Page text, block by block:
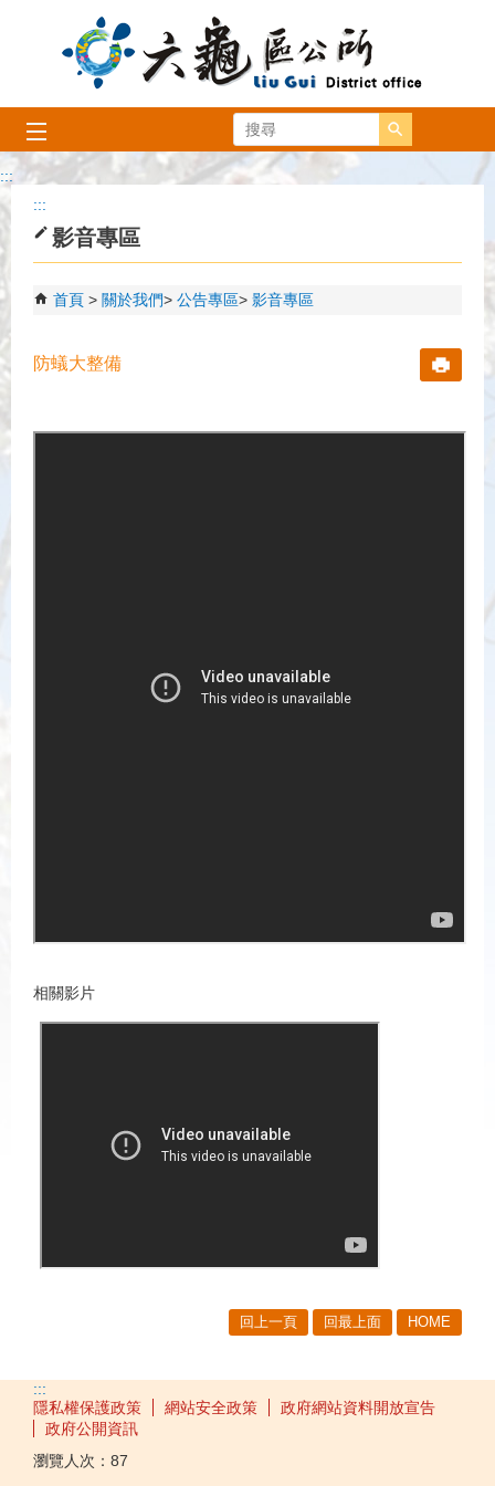
跳到主要內容區塊
搜尋
:::
:::
影音專區
首頁 關於我們 公告專區 影音專區
防蟻大整備
相關影片
回上一頁 回最上面 HOME
:::
隱私權保護政策
網站安全政策
政府網站資料開放宣告
政府公開資訊
瀏覽人次： 87